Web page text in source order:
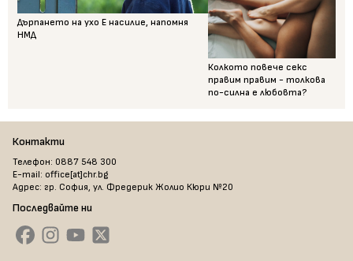
Дърпането на ухо Е насилие, напомня
НМД
Колкото повече секс
правим правим - толкова
по-силна е любовта?
Контакти
Телефон: 0887 548 300
E-mail: office[at]chr.bg
Адрес: гр. София, ул. Фредерик Жолио Кюри №20
Последвайте ни